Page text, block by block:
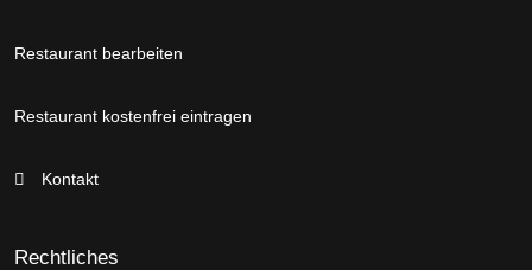
Restaurant bearbeiten
Restaurant kostenfrei eintragen
Kontakt
Rechtliches